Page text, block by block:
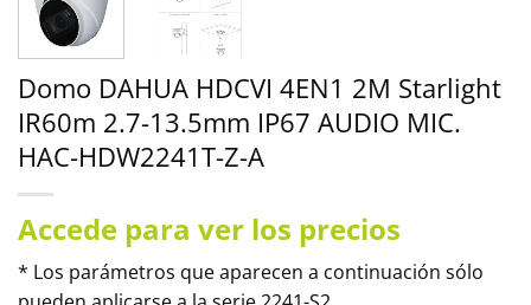
Domo DAHUA HDCVI 4EN1 2M Starlight
IR60m 2.7-13.5mm IP67 AUDIO MIC.
HAC-HDW2241T-Z-A
Accede para ver los precios
* Los parámetros que aparecen a continuación sólo